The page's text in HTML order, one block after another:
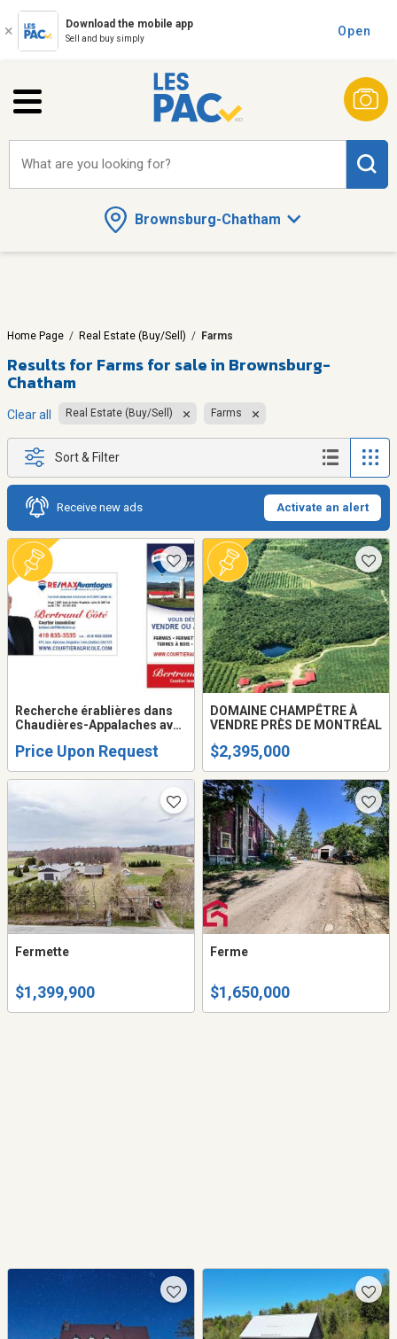
Download the mobile app
Sell and buy simply
Open
Brownsburg-Chatham
What are you looking for?
Home Page / Real Estate (Buy/Sell) / Farms
Results for Farms for sale in Brownsburg-
Chatham
Clear all Real Estate (Buy/Sell) Farms
Sort & Filter
Receive new ads Activate an alert
Recherche érablières dans
Chaudières-Appalaches avec
pour acheteurs
Price Upon Request
DOMAINE CHAMPÊTRE À
VENDRE PRÈS DE MONTRÉAL
$2,395,000
Fermette
$1,399,900
Ferme
$1,650,000